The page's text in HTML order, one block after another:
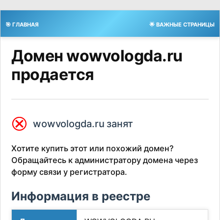
🎯 ГЛАВНАЯ 🌟 ВАЖНЫЕ СТРАНИЦЫ
Домен wowvologda.ru
продается
⮿ wowvologda.ru занят
Хотите купить этот или похожий домен?
Обращайтесь к администратору домена через
форму связи у регистратора.
Информация в реестре